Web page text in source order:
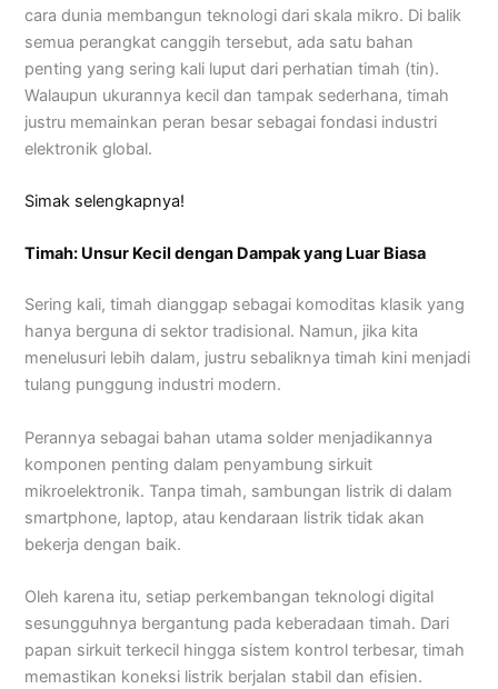
cara dunia membangun teknologi dari skala mikro. Di balik
semua perangkat canggih tersebut, ada satu bahan
penting yang sering kali luput dari perhatian timah (tin).
Walaupun ukurannya kecil dan tampak sederhana, timah
justru memainkan peran besar sebagai fondasi industri
elektronik global.
Simak selengkapnya!
Timah: Unsur Kecil dengan Dampak yang Luar Biasa
Sering kali, timah dianggap sebagai komoditas klasik yang
hanya berguna di sektor tradisional. Namun, jika kita
menelusuri lebih dalam, justru sebaliknya timah kini menjadi
tulang punggung industri modern.
Perannya sebagai bahan utama solder menjadikannya
komponen penting dalam penyambung sirkuit
mikroelektronik. Tanpa timah, sambungan listrik di dalam
smartphone, laptop, atau kendaraan listrik tidak akan
bekerja dengan baik.
Oleh karena itu, setiap perkembangan teknologi digital
sesungguhnya bergantung pada keberadaan timah. Dari
papan sirkuit terkecil hingga sistem kontrol terbesar, timah
memastikan koneksi listrik berjalan stabil dan efisien.